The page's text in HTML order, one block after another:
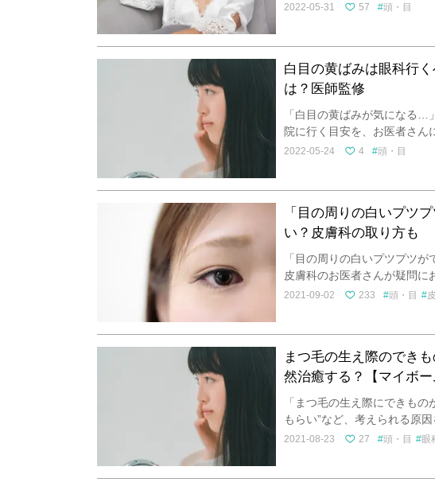
2022-05-31 57 頭・目
白目の黄ばみは眼科行
は？医師監修
「白目の黄ばみが気になる…
院に行く目安を、お医者さん
2022-05-24 4 頭・目
「目の周りの白いプツ
い？皮膚科の取り方も
「目の周りの白いプツプツ
皮膚科のお医者さんが疑問に
2021-09-02 233 頭・目
まつ毛の生え際のでき
然治癒する？【マイボー
「まつ毛の生え際にできも
もらい”など、考えられる原
2021-08-23 27 頭・目 眼